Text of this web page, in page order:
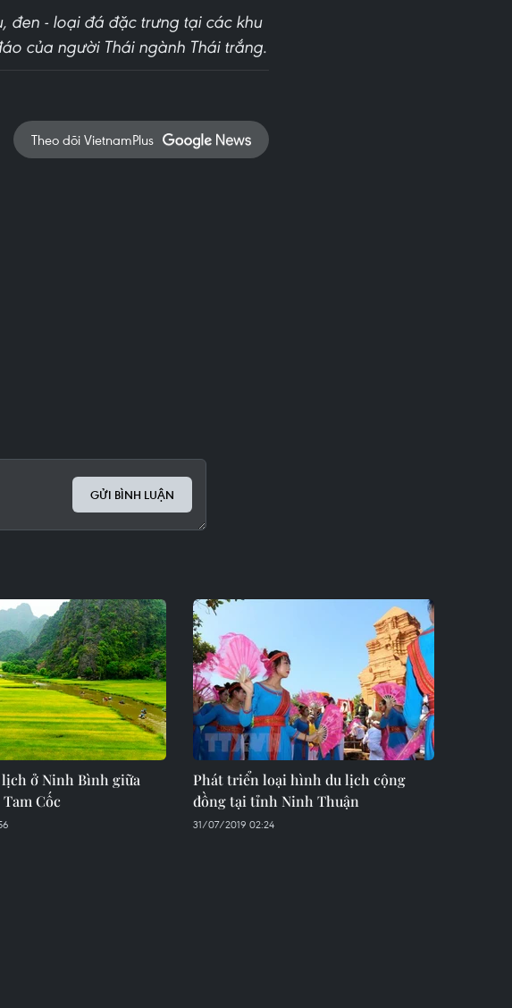
đen - loại đá đặc trưng tại các khu
của người Thái ngành Thái trắng.
Theo dõi VietnamPlus
GỬI BÌNH LUẬN
ở Ninh Bình giữa
Tam Cốc
Phát triển loại hình du lịch cộng
đồng tại tỉnh Ninh Thuận
31/07/2019 02:24